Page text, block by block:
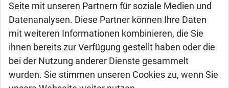
Seite mit unseren Partnern für soziale Medien und
Datenanalysen. Diese Partner können Ihre Daten
mit weiteren Informationen kombinieren, die Sie
ihnen bereits zur Verfügung gestellt haben oder die
bei der Nutzung anderer Dienste gesammelt
wurden. Sie stimmen unseren Cookies zu, wenn Sie